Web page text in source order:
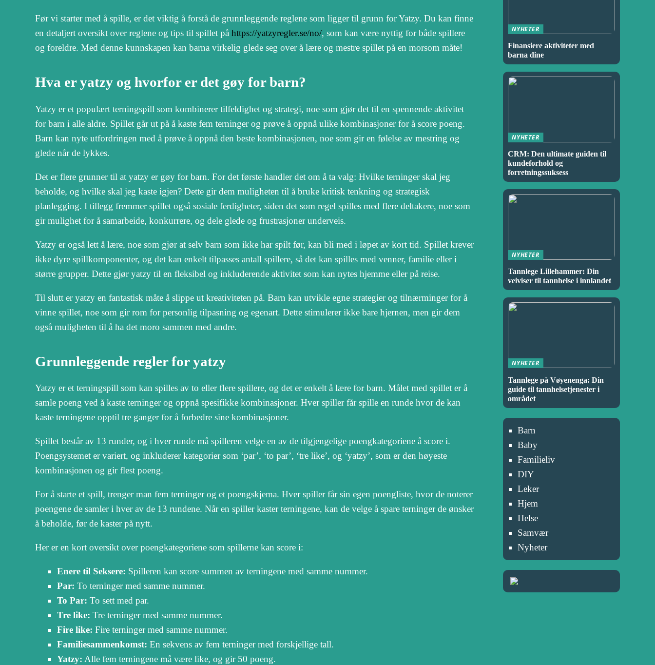
Før vi starter med å spille, er det viktig å forstå de grunnleggende reglene som ligger til grunn for Yatzy. Du kan finne
en detaljert oversikt over reglene og tips til spillet på https://yatzyregler.se/no/, som kan være nyttig for både spillere
og foreldre. Med denne kunnskapen kan barna virkelig glede seg over å lære og mestre spillet på en morsom måte!
Hva er yatzy og hvorfor er det gøy for barn?
Yatzy er et populært terningspill som kombinerer tilfeldighet og strategi, noe som gjør det til en spennende aktivitet
for barn i alle aldre. Spillet går ut på å kaste fem terninger og prøve å oppnå ulike kombinasjoner for å score poeng.
Barn kan nyte utfordringen med å prøve å oppnå den beste kombinasjonen, noe som gir en følelse av mestring og
glede når de lykkes.
Det er flere grunner til at yatzy er gøy for barn. For det første handler det om å ta valg: Hvilke terninger skal jeg
beholde, og hvilke skal jeg kaste igjen? Dette gir dem muligheten til å bruke kritisk tenkning og strategisk
planlegging. I tillegg fremmer spillet også sosiale ferdigheter, siden det som regel spilles med flere deltakere, noe som
gir mulighet for å samarbeide, konkurrere, og dele glede og frustrasjoner underveis.
Yatzy er også lett å lære, noe som gjør at selv barn som ikke har spilt før, kan bli med i løpet av kort tid. Spillet krever
ikke dyre spillkomponenter, og det kan enkelt tilpasses antall spillere, så det kan spilles med venner, familie eller i
større grupper. Dette gjør yatzy til en fleksibel og inkluderende aktivitet som kan nytes hjemme eller på reise.
Til slutt er yatzy en fantastisk måte å slippe ut kreativiteten på. Barn kan utvikle egne strategier og tilnærminger for å
vinne spillet, noe som gir rom for personlig tilpasning og egenart. Dette stimulerer ikke bare hjernen, men gir dem
også muligheten til å ha det moro sammen med andre.
Grunnleggende regler for yatzy
Yatzy er et terningspill som kan spilles av to eller flere spillere, og det er enkelt å lære for barn. Målet med spillet er å
samle poeng ved å kaste terninger og oppnå spesifikke kombinasjoner. Hver spiller får spille en runde hvor de kan
kaste terningene opptil tre ganger for å forbedre sine kombinasjoner.
Spillet består av 13 runder, og i hver runde må spilleren velge en av de tilgjengelige poengkategoriene å score i.
Poengsystemet er variert, og inkluderer kategorier som ‘par’, ‘to par’, ‘tre like’, og ‘yatzy’, som er den høyeste
kombinasjonen og gir flest poeng.
For å starte et spill, trenger man fem terninger og et poengskjema. Hver spiller får sin egen poengliste, hvor de noterer
poengene de samler i hver av de 13 rundene. Når en spiller kaster terningene, kan de velge å spare terninger de ønsker
å beholde, før de kaster på nytt.
Her er en kort oversikt over poengkategoriene som spillerne kan score i:
Enere til Seksere: Spilleren kan score summen av terningene med samme nummer.
Par: To terninger med samme nummer.
To Par: To sett med par.
Tre like: Tre terninger med samme nummer.
Fire like: Fire terninger med samme nummer.
Familiesammenkomst: En sekvens av fem terninger med forskjellige tall.
Yatzy: Alle fem terningene må være like, og gir 50 poeng.
NYHETER
Finansiere aktiviteter med
barna dine
NYHETER
CRM: Den ultimate guiden til
kundeforhold og
forretningssuksess
NYHETER
Tannlege Lillehammer: Din
veiviser til tannhelse i innlandet
NYHETER
Tannlege på Vøyenenga: Din
guide til tannhelsetjenester i
området
Barn
Baby
Familieliv
DIY
Leker
Hjem
Helse
Samvær
Nyheter